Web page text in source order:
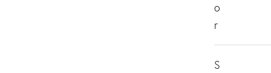
o
r
S